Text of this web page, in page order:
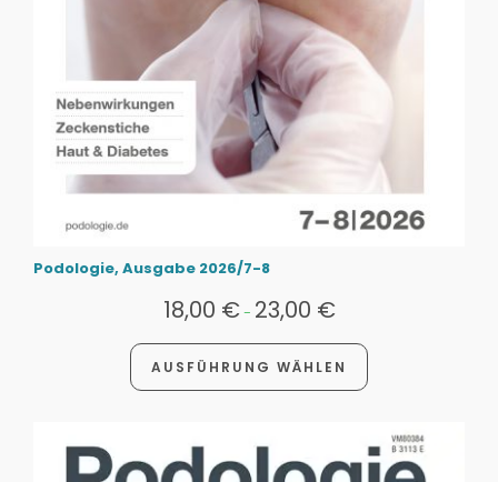
Podologie, Ausgabe 2026/7-8
18,00 €- 23,00 €
AUSFÜHRUNG WÄHLEN